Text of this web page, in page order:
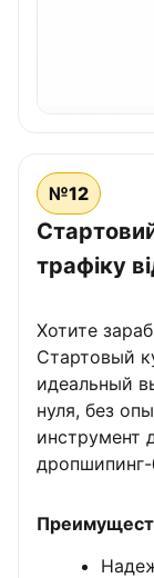
№12
трафіку
Хотите
Стартовый
идеальный
нуля, без
инструмент
дропшипинг-